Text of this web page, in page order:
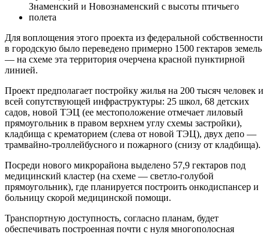
Для воплощения этого проекта из федеральной собственности
в городскую было переведено примерно 1500 гектаров земель
— на схеме эта территория очерчена красной пунктирной
линией.
Проект предполагает постройку жилья на 200 тысяч человек и
всей сопутствующей инфраструктуры: 25 школ, 68 детских
садов, новой ТЭЦ (ее местоположение отмечает лиловый
прямоугольник в правом верхнем углу схемы застройки),
кладбища с крематорием (слева от новой ТЭЦ), двух депо —
трамвайно-троллейбусного и пожарного (снизу от кладбища).
Посреди нового микрорайона выделено 57,9 гектаров под
медицинский кластер (на схеме — светло-голубой
прямоугольник), где планируется построить онкодиспансер и
больницу скорой медицинской помощи.
Транспортную доступность, согласно планам, будет
обеспечивать построенная почти с нуля многополосная